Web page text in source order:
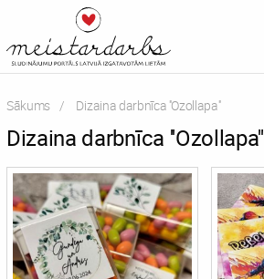
Sākums Current:
Dizaina darbnīca ''Ozollapa''
Dizaina darbnīca ''Ozollapa''